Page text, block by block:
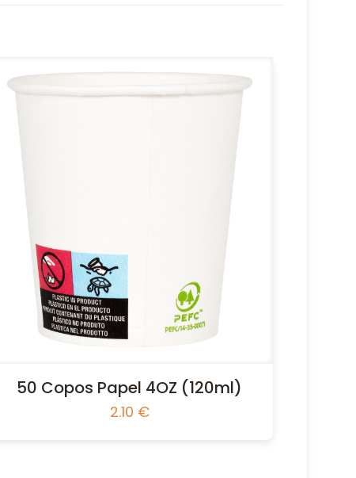
50 Copos Papel 4OZ (120ml)
2.10 €